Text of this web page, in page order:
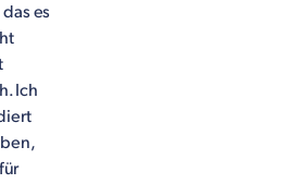
es
Ich